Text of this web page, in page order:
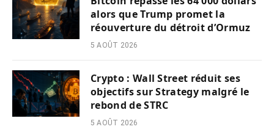
alors que Trump promet la
réouverture du détroit d’Ormuz
5 AOÛT 2026
Crypto : Wall Street réduit ses
objectifs sur Strategy malgré le
rebond de STRC
5 AOÛT 2026